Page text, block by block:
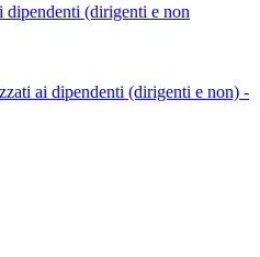
(dirigenti e non
ai dipendenti (dirigenti e non) -